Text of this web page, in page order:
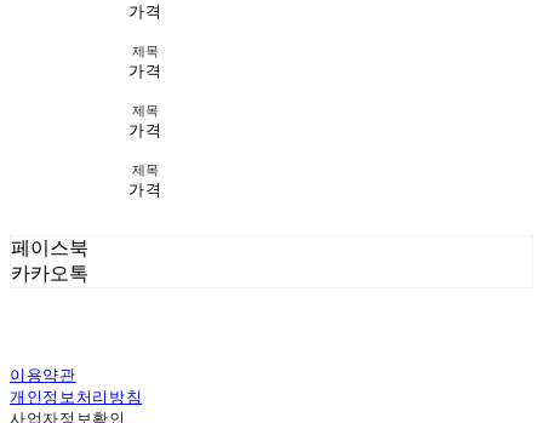
가격
제목
가격
제목
가격
제목
가격
페이스북
카카오톡
이용약관
개인정보처리방침